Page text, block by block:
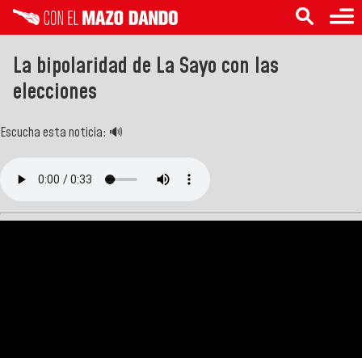
La bipolaridad de La Sayo con las
elecciones
Escucha esta noticia: 🔊